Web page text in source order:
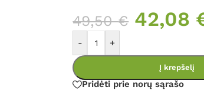
49,50€ 42,08
- +
Į krepšelį
Pridėti prie norų sąrašo